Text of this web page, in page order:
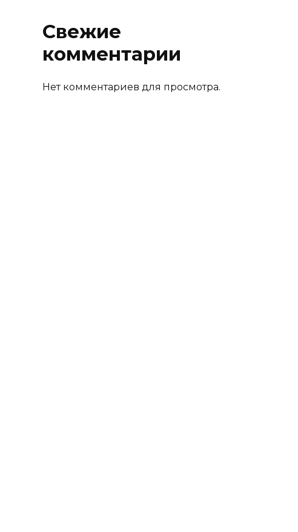
Свежие
комментарии
Нет комментариев для просмотра.